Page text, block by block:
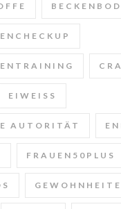
EIWEISS
AUTORITÄT
FRAUEN50PLUS